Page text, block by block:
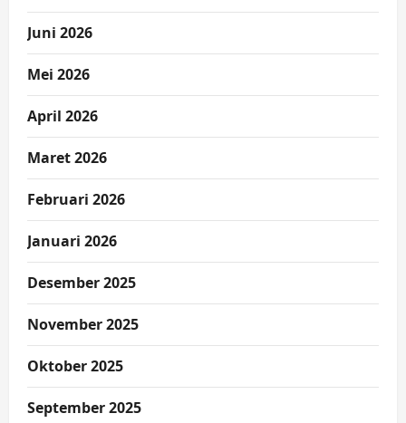
Juni 2026
Mei 2026
April 2026
Maret 2026
Februari 2026
Januari 2026
Desember 2025
November 2025
Oktober 2025
September 2025